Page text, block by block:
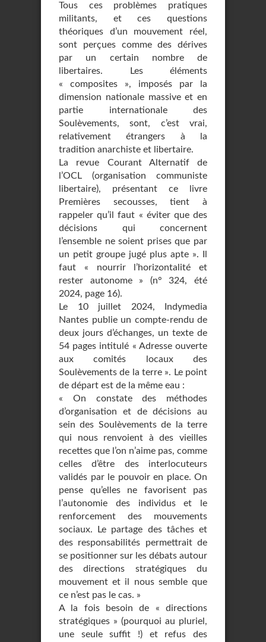
Tous ces problèmes pratiques
militants, et ces questions
théoriques d’un mouvement réel,
sont perçues comme des dérives
par un certain nombre de
libertaires. Les éléments
« composites », imposés par la
dimension nationale massive et en
partie internationale des
Soulèvements, sont, c’est vrai,
relativement étrangers à la
tradition anarchiste et libertaire.
La revue Courant Alternatif de
l’OCL (organisation communiste
libertaire), présentant ce livre
Premières secousses, tient à
rappeler qu’il faut « éviter que des
décisions qui concernent
l’ensemble ne soient prises que par
un petit groupe jugé plus apte ». Il
faut « nourrir l’horizontalité et
rester autonome » (n° 324, été
2024, page 16).
Le 10 juillet 2024, Indymedia
Nantes publie un compte-rendu de
deux jours d’échanges, un texte de
54 pages intitulé « Adresse ouverte
aux comités locaux des
Soulèvements de la terre ». Le point
de départ est de la même eau :
« On constate des méthodes
d’organisation et de décisions au
sein des Soulèvements de la terre
qui nous renvoient à des vieilles
recettes que l’on n’aime pas, comme
celles d’être des interlocuteurs
validés par le pouvoir en place. On
pense qu’elles ne favorisent pas
l’autonomie des individus et le
renforcement des mouvements
sociaux. Le partage des tâches et
des responsabilités permettrait de
se positionner sur les débats autour
des directions stratégiques du
mouvement et il nous semble que
ce n’est pas le cas. »
A la fois besoin de « directions
stratégiques » (pourquoi au pluriel,
une seule suffit !) et refus des